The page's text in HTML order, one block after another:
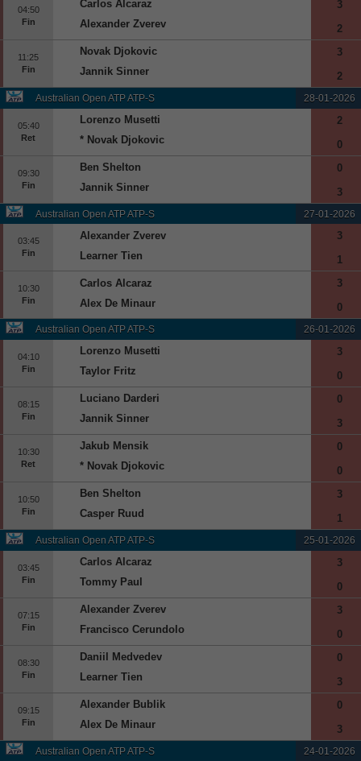
04:50
Fin
Carlos Alcaraz
Alexander Zverev
3
2
11:25
Fin
Novak Djokovic
Jannik Sinner
3
2
Australian Open ATP ATP-S 28-01-2026
05:40
Ret
Lorenzo Musetti
* Novak Djokovic
2
0
09:30
Fin
Ben Shelton
Jannik Sinner
0
3
Australian Open ATP ATP-S 27-01-2026
03:45
Fin
Alexander Zverev
Learner Tien
3
1
10:30
Fin
Carlos Alcaraz
Alex De Minaur
3
0
Australian Open ATP ATP-S 26-01-2026
04:10
Fin
Lorenzo Musetti
Taylor Fritz
3
0
08:15
Fin
Luciano Darderi
Jannik Sinner
0
3
10:30
Ret
Jakub Mensik
* Novak Djokovic
0
0
10:50
Fin
Ben Shelton
Casper Ruud
3
1
Australian Open ATP ATP-S 25-01-2026
03:45
Fin
Carlos Alcaraz
Tommy Paul
3
0
07:15
Fin
Alexander Zverev
Francisco Cerundolo
3
0
08:30
Fin
Daniil Medvedev
Learner Tien
0
3
09:15
Fin
Alexander Bublik
Alex De Minaur
0
3
Australian Open ATP ATP-S 24-01-2026
Europa League
Supercopa Europa
Partidos amistosos
Partidos televisados
Baloncesto
Euroliga
España
ACB
Estados Unidos
Hockey
Fútbol Americano
Clasificación
Casas de Apuestas